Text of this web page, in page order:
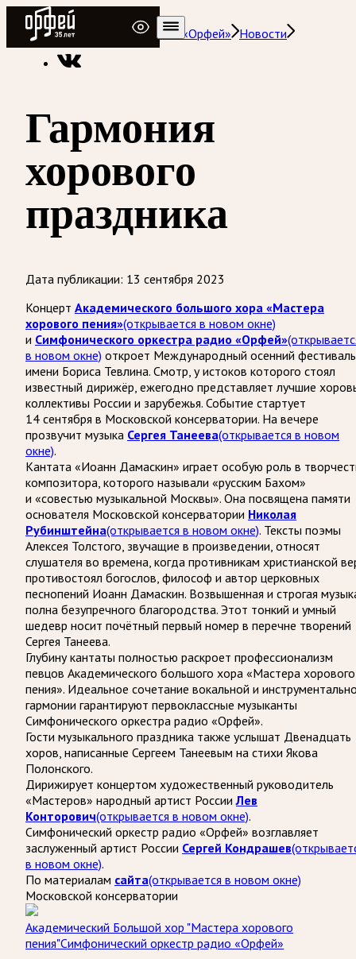
Радио Орфей
Радио классической музыки «Орфей» Новости
Гармония
хорового
праздника
Дата публикации: 13 сентября 2023
Концерт Академического большого хора «Мастера
хорового пения»(открывается в новом окне)
и Симфонического оркестра радио «Орфей»
в новом окне) откроет Международный осенний фестиваль
имени Бориса Тевлина. Смотр, у истоков которого стоял
известный дирижёр, ежегодно представляет лучшие
коллективы России и зарубежья. Событие стартует
14 сентября в Московской консерватории. На вечере
прозвучит музыка Сергея Танеева(открывается в новом
окне).
Кантата «Иоанн Дамаскин» играет особую роль в
композитора, которого называли «русским Бахом»
и «совестью музыкальной Москвы». Она посвящена памяти
основателя Московской консерватории Николая
Рубинштейна(открывается в новом окне). Тексты поэмы
Алексея Толстого, звучащие в произведении, относят
слушателя во времена, когда противникам христианской
противостоял богослов, философ и автор церковных
песнопений Иоанн Дамаскин. Возвышенная и строгая
полна безупречного благородства. Этот тонкий и умный
шедевр носит почётный первый номер в перечне творений
Сергея Танеева.
Глубину кантаты полностью раскроет профессионализм
певцов Академического большого хора «Мастера хорового
пения». Идеальное сочетание вокальной и
гармонии гарантируют первоклассные музыканты
Симфонического оркестра радио «Орфей».
Гости музыкального праздника также услышат Двенадцать
хоров, написанные Сергеем Танеевым на стихи Якова
Полонского.
Дирижирует концертом художественный руководитель
«Мастеров» народный артист РоссииЛев
Конторович(открывается в новом окне).
Симфонический оркестр радио «Орфей» возглавляет
заслуженный артист России Сергей Кондрашев
в новом окне).
По материалам сайта(открывается в новом окне)
Московской консерватории
Академический Большой хор "Мастера хорового
пения"Симфонический оркестр радио «Орфей»